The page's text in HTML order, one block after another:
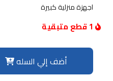
اجهزة منزلية كبيرة
أضف إلي السله